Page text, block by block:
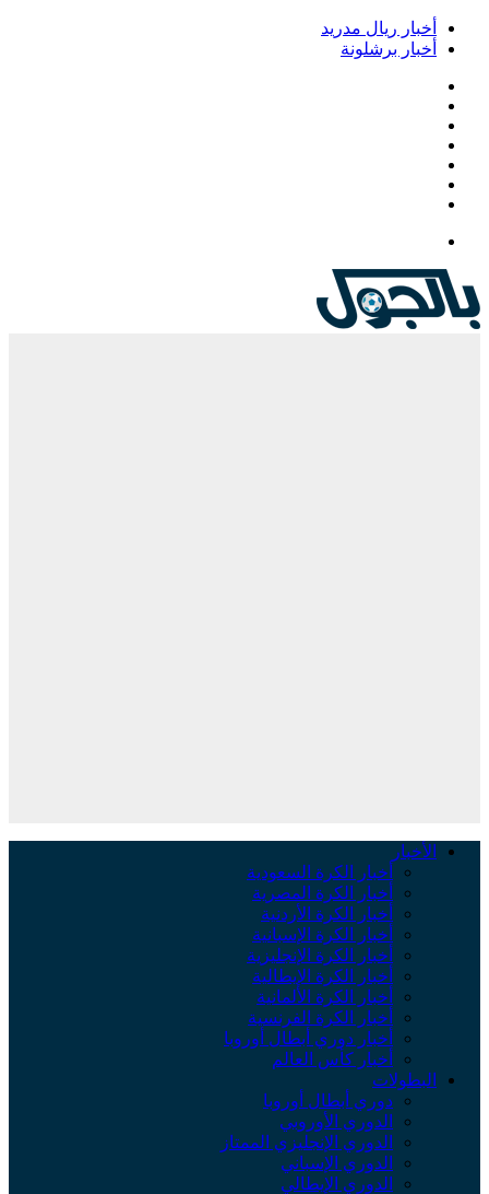
أخبار ريال مدريد
أخبار برشلونة
الأخبار
أخبار الكرة السعودية
أخبار الكرة المصرية
أخبار الكرة الأردنية
أخبار الكرة الإسبانية
أخبار الكرة الإنجليزية
أخبار الكرة الإيطالية
أخبار الكرة الألمانية
أخبار الكرة الفرنسية
أخبار دوري أبطال أوروبا
أخبار كأس العالم
البطولات
دوري أبطال أوروبا
الدوري الأوروبي
الدوري الإنجليزي الممتاز
الدوري الإسباني
الدوري الإيطالي